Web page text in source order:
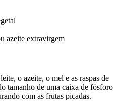
azeite extravirgem
o azeite, o mel e as raspas de
tamanho de uma caixa de fósforo
com as frutas picadas.